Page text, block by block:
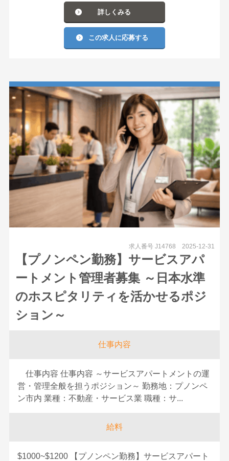
詳しくみる
この求人に応募する
【プノンペン勤務】サービスアパ
ートメント管理者募集 ～日本水準
のホスピタリティを活かせるポジ
ション～
求人番号 J14768 2025-12-31
仕事内容
仕事内容 仕事内容 ～サービスアパートメントの運
営・管理全般を担うポジション～ 勤務地：プノンペ
ン市内 業種：不動産・サービス業 職種：サ...
給料
$1000~$1200 【プノンペン勤務】サービスアパート